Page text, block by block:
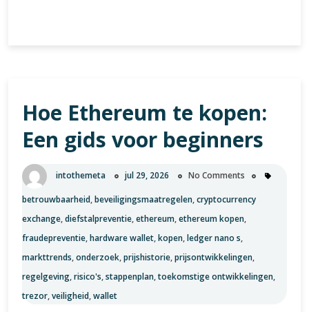
Euro:
Actuele
wisselkoers
trends
Hoe Ethereum te kopen:
Een gids voor beginners
intothemeta jul 29, 2026 No Comments
betrouwbaarheid,beveiligingsmaatregelen,cryptocurrency
exchange,diefstalpreventie,ethereum,ethereum kopen,
fraudepreventie,hardware wallet,kopen,ledger nano s,
markttrends,onderzoek,prijshistorie,prijsontwikkelingen,
regelgeving,risico's,stappenplan,toekomstige ontwikkelingen,
trezor,veiligheid,wallet